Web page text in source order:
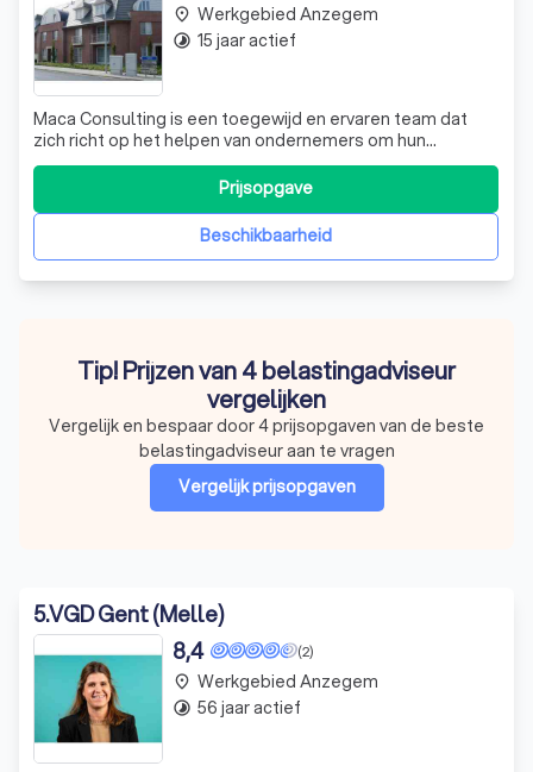
Maca Consulting is een toegewijd en ervaren team dat
zich richt op het helpen van ondernemers om hun
bedrijfsstructuur te optimaliseren. Wij geloven dat het
niet om ons gaat, maar om uw behoeften, verlangens en
de manier waarop u zaken doet. Onze aanpak is erop
gericht om binnen de wettelijke grenze
Beschikbaarheid
Prijsopgave
place Werkgebied Anzegem
timelapse 15 jaar actief
Tip! Prijzen van 4 belastingadviseur
vergelijken
Vergelijk en bespaar door 4 prijsopgaven van de beste
belastingadviseur aan te vragen
Vergelijk prijsopgaven
5.VGD Gent (Melle)
(2)
8,4
place Werkgebied Anzegem
timelapse 56 jaar actief